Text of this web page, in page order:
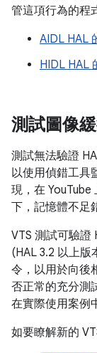
管這項行為的程
AIDL HAL
HIDL HAL
測試圖像
測試無法驗證
以使用偵錯工具
現，在
下，記憶體不足
VTS 測試可驗證
(HAL 3.2 以上版
令，以用於向後
否正常的充分測
在實際使用案例
如要瞭解新的